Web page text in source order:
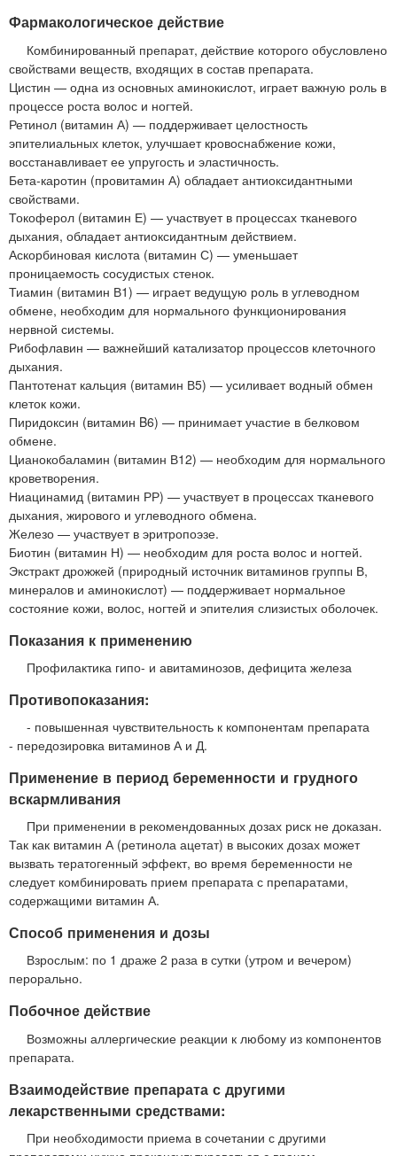
Фармакологическое действие
Комбинированный препарат, действие которого обусловлено
свойствами веществ, входящих в состав препарата.
Цистин — одна из основных аминокислот, играет важную роль в
процессе роста волос и ногтей.
Ретинол (витамин А) — поддерживает целостность
эпителиальных клеток, улучшает кровоснабжение кожи,
восстанавливает ее упругость и эластичность.
Бета-каротин (провитамин А) обладает антиоксидантными
свойствами.
Токоферол (витамин Е) — участвует в процессах тканевого
дыхания, обладает антиоксидантным действием.
Аскорбиновая кислота (витамин С) — уменьшает
проницаемость сосудистых стенок.
Тиамин (витамин В1) — играет ведущую роль в углеводном
обмене, необходим для нормального функционирования
нервной системы.
Рибофлавин — важнейший катализатор процессов клеточного
дыхания.
Пантотенат кальция (витамин В5) — усиливает водный обмен
клеток кожи.
Пиридоксин (витамин B6) — принимает участие в белковом
обмене.
Цианокобаламин (витамин В12) — необходим для нормального
кроветворения.
Ниацинамид (витамин РР) — участвует в процессах тканевого
дыхания, жирового и углеводного обмена.
Железо — участвует в эритропоэзе.
Биотин (витамин Н) — необходим для роста волос и ногтей.
Экстракт дрожжей (природный источник витаминов группы В,
минералов и аминокислот) — поддерживает нормальное
состояние кожи, волос, ногтей и эпителия слизистых оболочек.
Показания к применению
Профилактика гипо- и авитаминозов, дефицита железа
Противопоказания:
- повышенная чувствительность к компонентам препарата
- передозировка витаминов А и Д.
Применение в период беременности и грудного
вскармливания
При применении в рекомендованных дозах риск не доказан.
Так как витамин А (ретинола ацетат) в высоких дозах может
вызвать тератогенный эффект, во время беременности не
следует комбинировать прием препарата с препаратами,
содержащими витамин А.
Способ применения и дозы
Взрослым: по 1 драже 2 раза в сутки (утром и вечером)
перорально.
Побочное действие
Возможны аллергические реакции к любому из компонентов
препарата.
Взаимодействие препарата с другими
лекарственными средствами:
При необходимости приема в сочетании с другими